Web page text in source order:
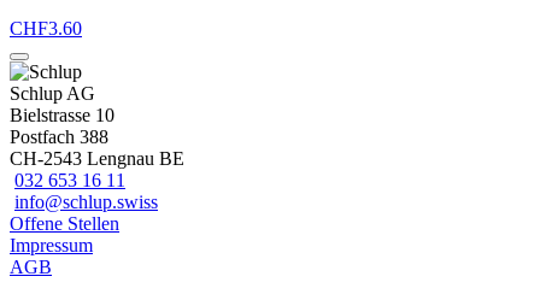
CHF3.60
Schlup AG
Bielstrasse 10
Postfach 388
CH-2543 Lengnau BE
032 653 16 11
info@schlup.swiss
Offene Stellen
Impressum
AGB